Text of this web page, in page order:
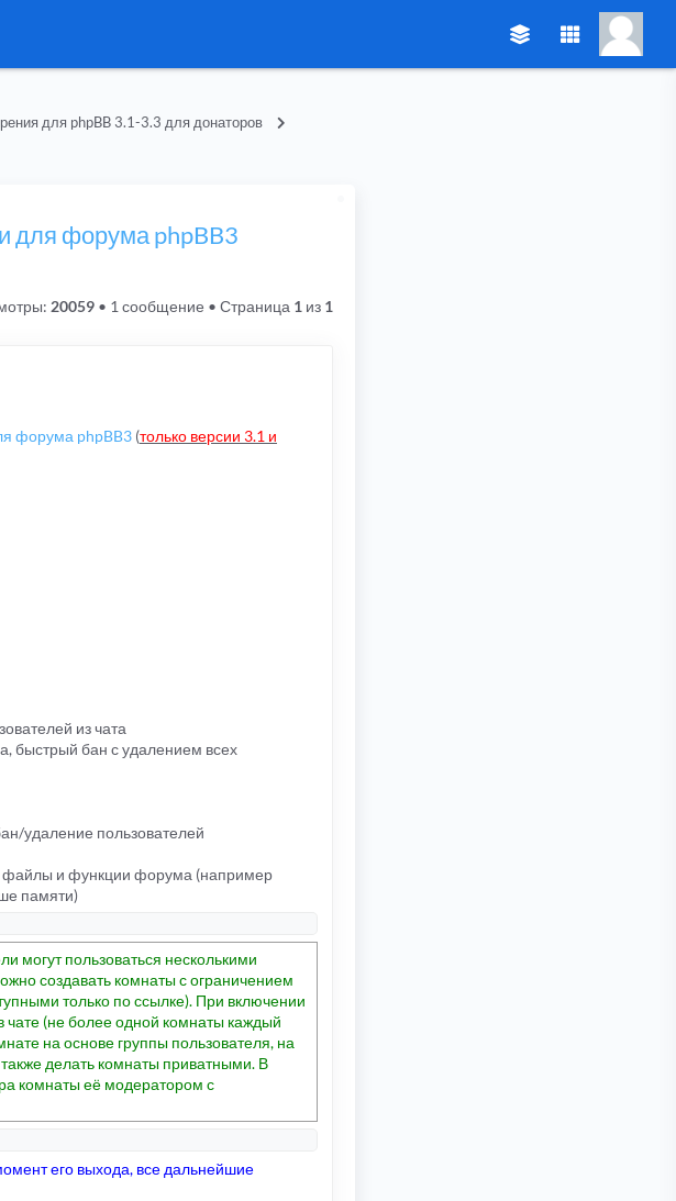
для phpBB 3.1-3.3 для донаторов
для форума phpBB3
1 сообщение • Страница 1 из 1
20059 •
форума phpBB3 (только версии 3.1 и
из чата
быстрый бан с удалением всех
удаление пользователей
файлы и функции форума (например
памяти)
могут пользоваться несколькими
создавать комнаты с ограничением
только по ссылке). При включении
чате (не более одной комнаты каждый
на основе группы пользователя, на
делать комнаты приватными. В
комнаты её модератором с
его выхода, все дальнейшие